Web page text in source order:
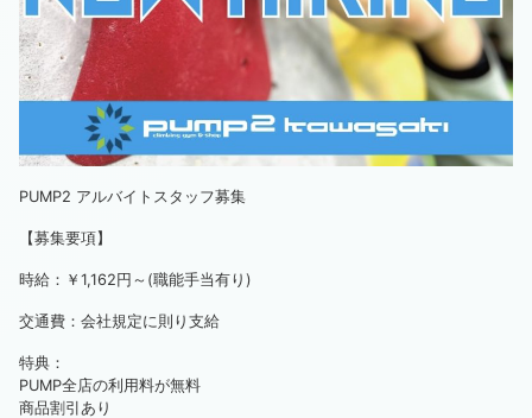
PUMP2 アルバイトスタッフ募集
【募集要項】
時給：￥1,162円～(職能手当有り)
交通費：会社規定に則り支給
特典：
PUMP全店の利用料が無料
商品割引あり